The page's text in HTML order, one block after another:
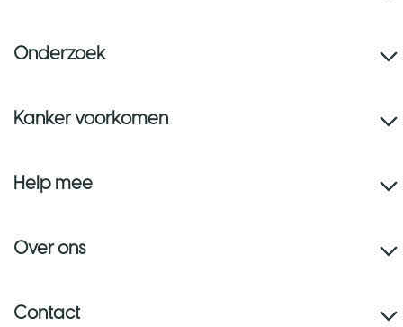
Onderzoek
Kanker voorkomen
Help mee
Over ons
Contact